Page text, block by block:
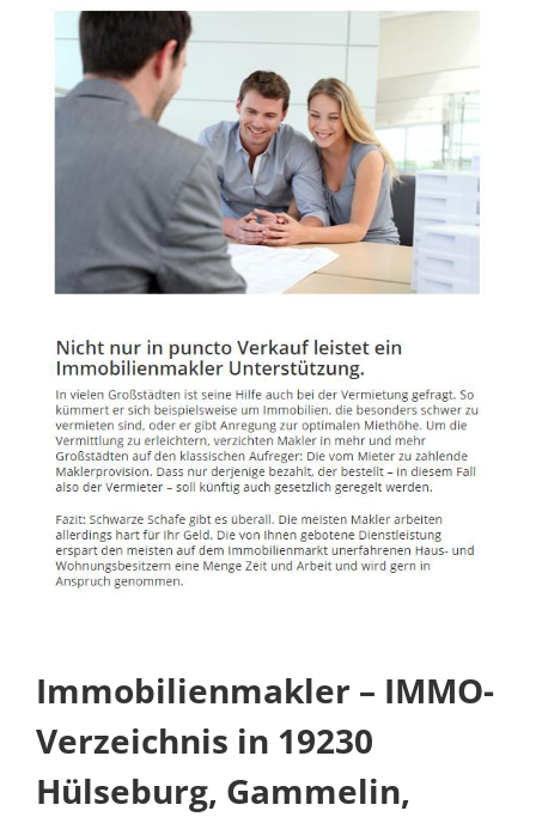
Immobilienmakler – IMMO-
Verzeichnis in 19230
Hülseburg, Gammelin,